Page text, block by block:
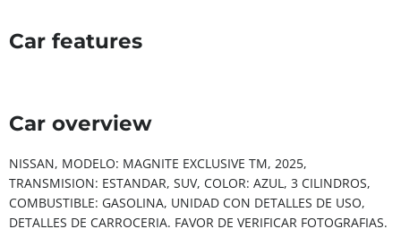
Car features
Car overview
NISSAN, MODELO: MAGNITE EXCLUSIVE TM, 2025,
TRANSMISION: ESTANDAR, SUV, COLOR: AZUL, 3 CILINDROS,
COMBUSTIBLE: GASOLINA, UNIDAD CON DETALLES DE USO,
DETALLES DE CARROCERIA. FAVOR DE VERIFICAR FOTOGRAFIAS.